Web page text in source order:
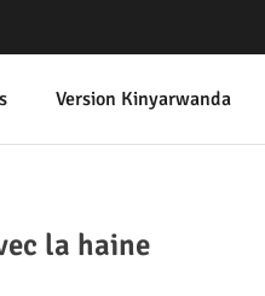
Version Kinyarwanda
la haine